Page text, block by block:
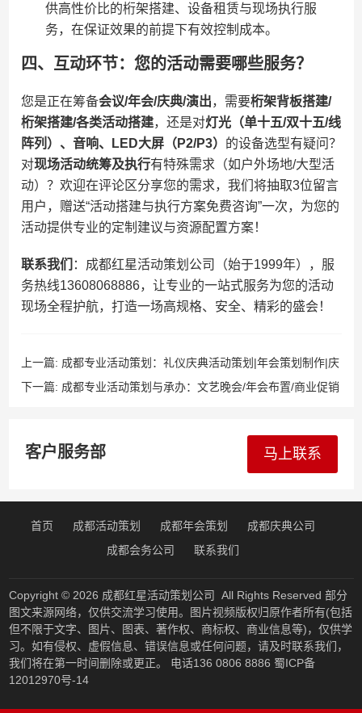
供高性价比的桁架搭建、设备租赁与现场执行服
务，在保证效果的前提下有效控制成本。
四、互动环节：您的活动需要哪些服务？
您是正在筹备​​会议/年会/庆典/演出​​，需要​​桁架背板搭建/
桁架搭建/各类活动搭建​​，还是对​​灯光（单十五/双十五/线
阵列）、音响、LED大屏（P2/P3）​ ​的设备选型有疑问？
对​​现场活动统筹及执行​​有特殊需求（如户外场地/大型活
动）？欢迎在评论区分享您的需求，我们将抽取3位留言
用户，赠送“活动搭建与执行方案免费咨询”一次，为您的
活动提供专业的定制建议与资源配置方案！
​联系我们​ ​：成都红星活动策划公司（始于1999年），服
务热线13608068886，让专业的一站式服务为您的活动
现场全程护航，打造一场高规格、安全、精彩的盛会！
上一篇: 成都专业活动策划：礼仪庆典活动策划|年会策划制作|庆
典仪式策划，1999年经验沉淀，13608068886提供礼仪/主持人/
下一篇: 成都专业活动策划与承办：文艺晚会/年会布置/商业促销
客户服务部 马上联系
首页 成都活动策划 成都年会策划
成都庆典公司
成都会务公司
联系我们
Copyright © 2026 成都红星活动策划公司 All Rights Reserved 部分
图文来源网络，仅供交流学习使用。图片视频版权归原作者所有(包括
但不限于文字、图片、图表、著作权、商标权、商业信息等)，仅供学
习。如有侵权、虚假信息、错误信息或任何问题，请及时联系我们，
我们将在第一时间删除或更正。 电话136 0806 8886 蜀ICP备
12012970号-14